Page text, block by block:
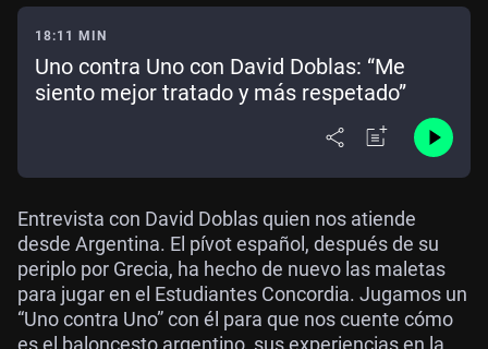
18:11 MIN
Uno contra Uno con David Doblas: “Me
siento mejor tratado y más respetado”
Entrevista con David Doblas quien nos atiende
desde Argentina. El pívot español, después de su
periplo por Grecia, ha hecho de nuevo las maletas
para jugar en el Estudiantes Concordia. Jugamos un
“Uno contra Uno” con él para que nos cuente cómo
es el baloncesto argentino, sus experiencias en la